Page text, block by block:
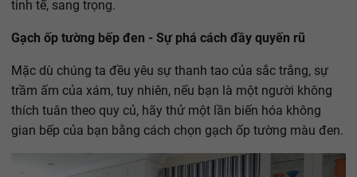
tinh tế, sang trọng.
Gạch ốp tường bếp đen - Sự phá cách đầy quyến rũ
Mặc dù chúng ta đều yêu sự thanh tao của sắc trắng, sự
trầm ấm của xám, tuy nhiên, nếu bạn là một người không
thích tuân theo quy củ, hãy thử một lần biến hóa không
gian bếp của bạn bằng cách chọn gạch ốp tường màu đen.